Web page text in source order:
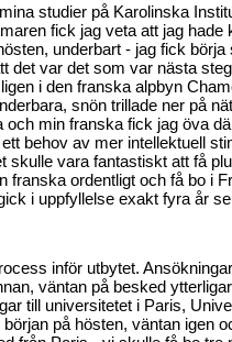
studier på Karolinska
fick jag veta att jag hade
underbart - jag fick börja
det var det som var nästa
i den franska alpbyn
snön trillade ner på
min franska fick jag öva
behov av mer intellektuell
skulle vara fantastiskt att få
franska ordentligt och få bo i
i uppfyllelse exakt fyra år
inför utbytet.
väntan på besked
till universitetet i Paris,
på hösten, väntan igen